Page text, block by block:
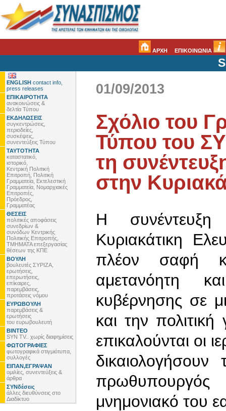
ΑΡΧΗ ΕΠΙΚΟΙΝΩΝΙΑ
ENGLISH contact info,
press releases
ΕΠΙΚΑΙΡΟΤΗΤΑ
ανακοινώσεις &
δελτία Τύπου
ΕΚΔΗΛΩΣΕΙΣ
συγκεντρώσεις,
περιοδείες,
συσκέψεις,
συνεντεύξεις Τύπου
ΤΑΥΤΟΤΗΤΑ
καταστατικό,
ιστορικό,
Κεντρική Πολιτική
Επιτροπή, Πολιτική
Γραμματεία, Εκτελεστική
Γραμματεία, Νομαρχιακές
Επιτροπές,
Πρόεδρος,
Γραμματέας
ΘΕΣΕΙΣ
πολιτικές αποφάσεις
συνεδρίων &
συνόδων Κεντρικής
Πολιτικής Επιτροπής,
ΤΜΗΜΑΤΑ επεξεργασίας
θέσεων της ΚΠΕ
ΒΟΥΛΗ
βουλευτές ΣΥΡΙΖΑ,
ερωτήσεις,
επερωτήσεις,
επίκαιρες,
παρεμβάσεις,
προτάσεις νόμου
ΕΥΡΩΒΟΥΛΗ
παρεμβάσεις &
ερωτήσεις
του ευρωβουλευτή
ΒΙΝΤΕΟ
SYN TV.. χωρίς διαφημίσεις
ΦΩΤΟΓΡΑΦΙΕΣ
φωτογραφικά στιγμιότυπα,
συλλογές
ΕΙΠΑΝ,ΕΓΡΑΨΑΝ
ομιλίες, συνεντεύξεις &
άρθρα
ΣΥΝδέσεις
άλλες διευθύνσεις στο
Διαδίκτυο
01/09/2013
Σχόλιο του
Τύπου του
τη
στην
Η
Κυριακάτικη
πλέον σαφή
αμετανόητη
κυβέρνησης σε
και την
επικαλούνται οι
πρωθυπουργός
μνημονιακό του